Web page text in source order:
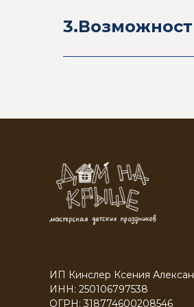
ИП Кинслер Ксения
ИНН: 250106797538
ОГРН: 318774600208546